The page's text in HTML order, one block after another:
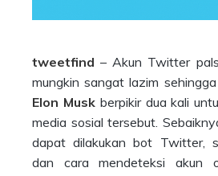
tweetfind – Akun Twitter
mungkin sangat lazim
Elon Musk berpikir dua kali
media sosial tersebut.
dapat dilakukan bot Twitter,
dan cara mendeteksi akun